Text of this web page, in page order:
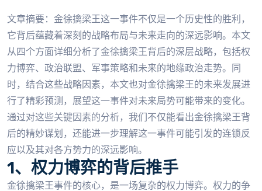
文章摘要：金徐擒梁王这一事件不仅是一个历史性的胜利，
它背后蕴藏着深刻的战略布局与未来走向的深远影响。本文
从四个方面详细分析了金徐擒梁王背后的深层战略，包括权
力博弈、政治联盟、军事策略和未来的地缘政治走势。同
时，结合这些战略因素，本文也对金徐擒梁王的未来发展进
行了精彩预测，展望这一事件对未来局势可能带来的变化。
通过对这些关键因素的分析，我们不仅能看出金徐擒梁王背
后的精妙谋划，还能进一步理解这一事件可能引发的连锁反
应以及其对各方势力的深远影响。
1、权力博弈的背后推手
金徐擒梁王事件的核心，是一场复杂的权力博弈。权力的争